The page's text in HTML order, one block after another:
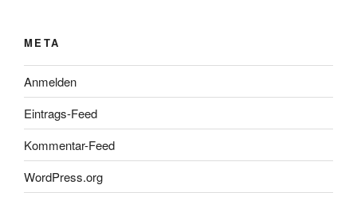
META
Anmelden
Eintrags-Feed
Kommentar-Feed
WordPress.org